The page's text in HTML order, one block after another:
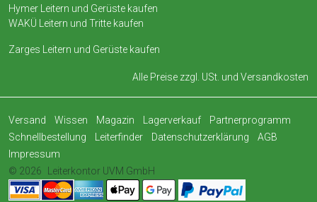
Hymer Leitern und Gerüste kaufen
WAKÜ Leitern und Tritte kaufen
Zarges Leitern und Gerüste kaufen
Alle Preise zzgl. USt. und Versandkosten
Versand Wissen Magazin Lagerverkauf
Partnerprogramm
Schnellbestellung
Leiterfinder Datenschutzerklärung
AGB
Impressum
© 2026
Leiterkontor UVM GmbH